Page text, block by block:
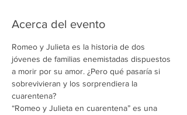
Acerca del evento
Romeo y Julieta es la historia de dos
jóvenes de familias enemistadas dispuestos
a morir por su amor. ¿Pero qué pasaría si
sobrevivieran y los sorprendiera la
cuarentena?
“Romeo y Julieta en cuarentena” es una